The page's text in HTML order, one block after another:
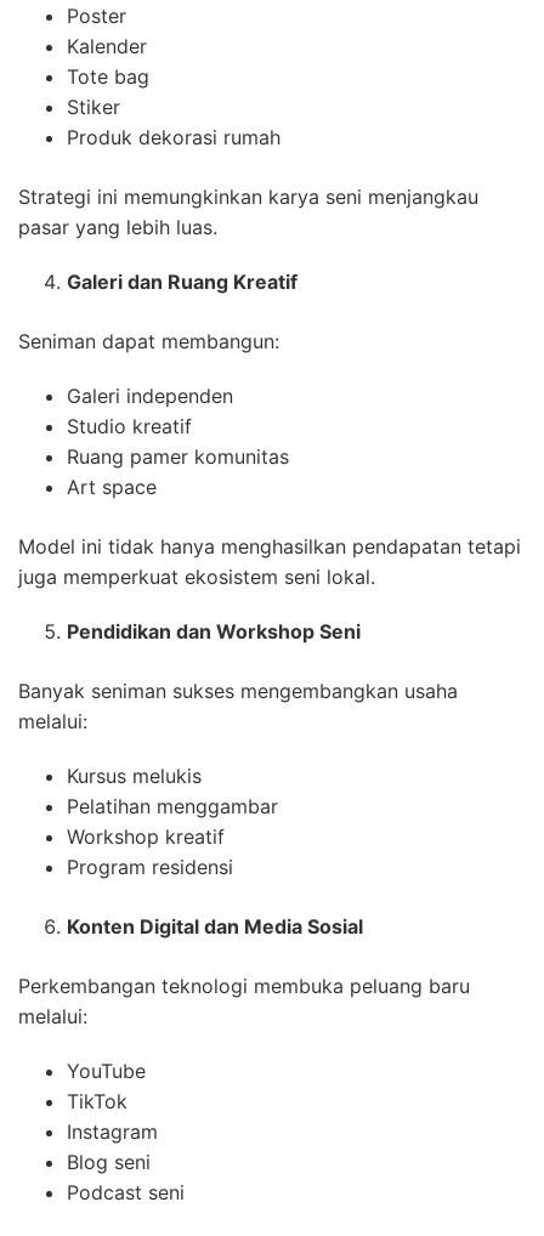
Poster
Kalender
Tote bag
Stiker
Produk dekorasi rumah
Strategi ini memungkinkan karya seni menjangkau
pasar yang lebih luas.
Galeri dan Ruang Kreatif
Seniman dapat membangun:
Galeri independen
Studio kreatif
Ruang pamer komunitas
Art space
Model ini tidak hanya menghasilkan pendapatan tetapi
juga memperkuat ekosistem seni lokal.
Pendidikan dan Workshop Seni
Banyak seniman sukses mengembangkan usaha
melalui:
Kursus melukis
Pelatihan menggambar
Workshop kreatif
Program residensi
Konten Digital dan Media Sosial
Perkembangan teknologi membuka peluang baru
melalui:
YouTube
TikTok
Instagram
Blog seni
Podcast seni